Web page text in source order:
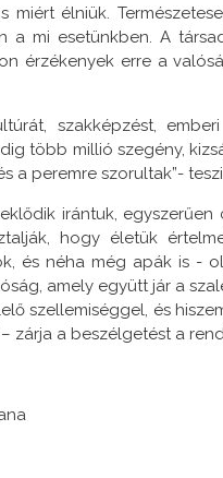
miért élniük.
a mi esetünkben. A
érzékenyek erre a
szakképzést,
több millió szegény,
a peremre szorultak”-
irántuk,
hogy életük
és néha még apák is -
amely együtt jár a
szellemiséggel, és
zárja a beszélgetést a